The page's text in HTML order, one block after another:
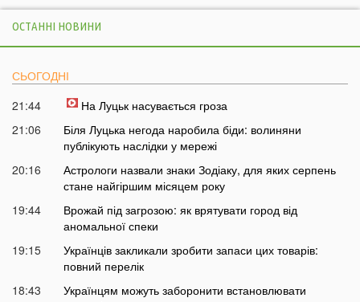
ОСТАННІ НОВИНИ
СЬОГОДНІ
21:44
На Луцьк насувається гроза
21:06
Біля Луцька негода наробила біди: волиняни
публікують наслідки у мережі
20:16
Астрологи назвали знаки Зодіаку, для яких серпень
стане найгіршим місяцем року
19:44
Врожай під загрозою: як врятувати город від
аномальної спеки
19:15
Українців закликали зробити запаси цих товарів:
повний перелік
18:43
Українцям можуть заборонити встановлювати